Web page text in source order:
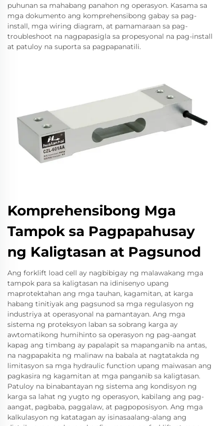
puhunan sa mahabang panahon ng operasyon. Kasama sa
mga dokumento ang komprehensibong gabay sa pag-
install, mga wiring diagram, at pamamaraan sa pag-
troubleshoot na nagpapasigla sa propesyonal na pag-install
at patuloy na suporta sa pagpapanatili.
Komprehensibong Mga
Tampok sa Pagpapahusay
ng Kaligtasan at Pagsunod
Ang forklift load cell ay nagbibigay ng malawakang mga
tampok para sa kaligtasan na idinisenyo upang
maprotektahan ang mga tauhan, kagamitan, at karga
habang tinitiyak ang pagsunod sa mga regulasyon ng
industriya at operasyonal na pamantayan. Ang mga
sistema ng proteksyon laban sa sobrang karga ay
awtomatikong humihinto sa operasyon ng pag-aangat
kapag ang timbang ay papalapit sa mapanganib na antas,
na nagpapakita ng malinaw na babala at nagtatakda ng
limitasyon sa mga hydraulic function upang maiwasan ang
pagkasira ng kagamitan at mga panganib sa kaligtasan.
Patuloy na binabantayan ng sistema ang kondisyon ng
karga sa lahat ng yugto ng operasyon, kabilang ang pag-
aangat, pagbaba, paggalaw, at pagpoposisyon. Ang mga
kalkulasyon ng katatagan ay isinasaalang-alang ang